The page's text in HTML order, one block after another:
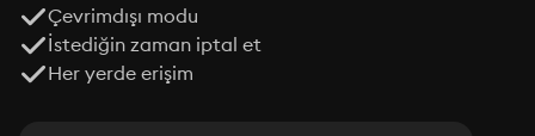
Çevrimdışı modu
İstediğin zaman iptal et
Her yerde erişim